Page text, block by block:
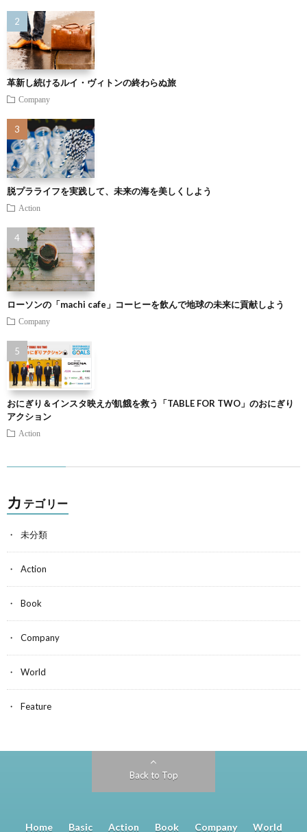
革新し続けるルイ・ヴィトンの終わらぬ旅
Company
脱プラライフを実践して、未来の海を美しくしよう
Action
ローソンの「machi cafe」コーヒーを飲んで地球の未来に貢献しよう
Company
おにぎり＆インスタ映えが飢餓を救う「TABLE FOR TWO」のおにぎり
アクション
Action
カ テゴリー
未分類
Action
Book
Company
World
Feature
Back to Top
Home Basic Action Book Company World